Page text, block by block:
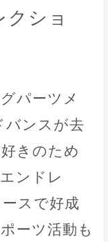
クショ
パーツメ
バンスが去
きのため
ンドレ
スで好成
ーツ活動も